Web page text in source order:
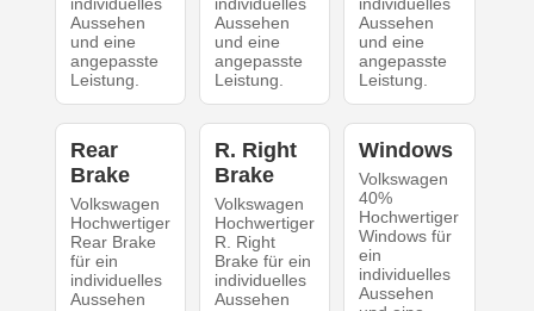
individuelles
Aussehen
und eine
angepasste
Leistung.
individuelles
Aussehen
und eine
angepasste
Leistung.
individuelles
Aussehen
und eine
angepasste
Leistung.
Rear
Brake
Volkswagen
Hochwertiger
Rear Brake
für ein
individuelles
Aussehen
R. Right
Brake
Volkswagen
Hochwertiger
R. Right
Brake für ein
individuelles
Aussehen
Windows
Volkswagen
40%
Hochwertiger
Windows für
ein
individuelles
Aussehen